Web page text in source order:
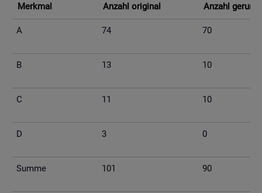
Merk­mal An­zahl ori­gi­nal An­zahl
A 74 70
B 13 10
C 11 10
D 3 0
Summe 101 90